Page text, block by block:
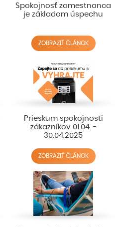
Spokojnosť zamestnanca
je základom úspechu
ZOBRAZIŤ ČLÁNOK
Prieskum spokojnosti
zákazníkov 01.04. -
30.04.2025
ZOBRAZIŤ ČLÁNOK